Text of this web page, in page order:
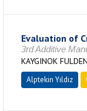
Evaluation of
3rd Additive
KAYGINOK
Alptekin Yıldız